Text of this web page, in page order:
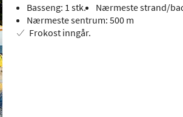
Basseng: 1 stk.
Nærmeste strand/
Nærmeste sentrum: 500 m
Frokost inngår.